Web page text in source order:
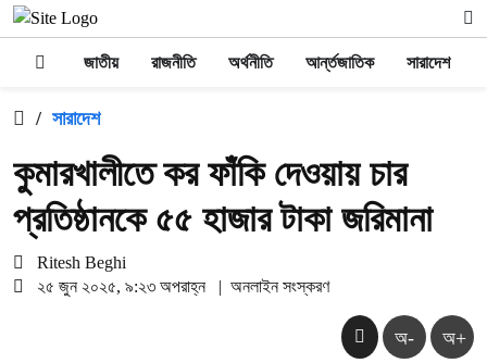
জাতীয় রাজনীতি অর্থনীতি আর্ন্তজাতিক সারাদেশ
/ সারাদেশ
কুমারখালীতে কর ফাঁকি দেওয়ায় চার
প্রতিষ্ঠানকে ৫৫ হাজার টাকা জরিমানা
Ritesh Beghi
২৫ জুন ২০২৫, ৯:২৩ অপরাহ্ন
| অনলাইন সংস্করণ
অ- অ+